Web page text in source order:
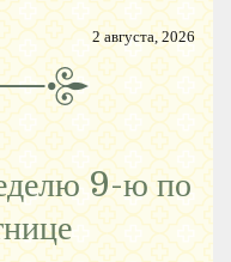
2 августа, 2026
9-ю по